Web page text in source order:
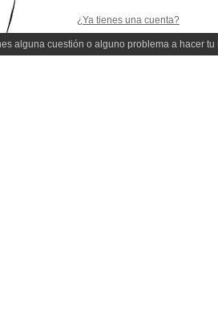
¿Ya tienes una cuenta?
alguna cuestión o alguno problema a hacer